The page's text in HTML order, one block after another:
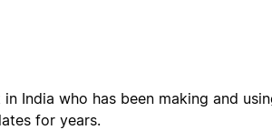
India who has been making and
for years.